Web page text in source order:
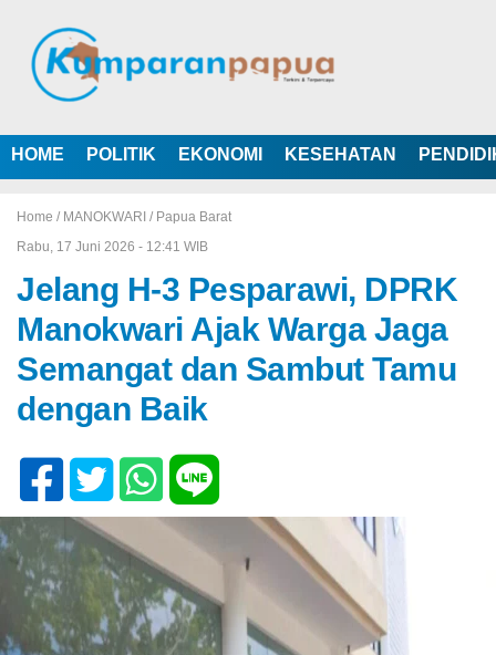
HOME POLITIK EKONOMI KESEHATAN
Home / MANOKWARI / Papua Barat
Rabu, 17 Juni 2026 - 12:41 WIB
Jelang H-3 Pesparawi, DPRK
Manokwari Ajak Warga Jaga
Semangat dan Sambut Tamu
dengan Baik